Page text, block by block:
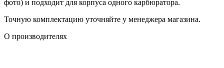
фото) и подходит для корпуса одного карбюратора.
Точную комплектацию уточняйте у менеджера магазина.
О производителях